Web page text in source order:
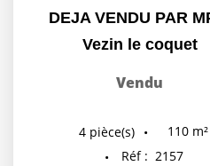
DEJA VENDU PAR
Vezin le coquet
Vendu
4 pièce(s) 110 m²
Réf : 2157